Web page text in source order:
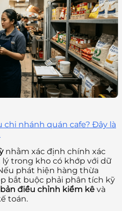
chi nhánh quán cafe? Đây là
nhằm xác định chính xác
trong kho có khớp với dữ
phát hiện hàng thừa
bắt buộc phải phân tích kỹ
điều chỉnh kiểm kê và
toán.